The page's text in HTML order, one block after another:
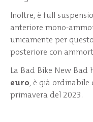
Inoltre, è full
anteriore mono-
unicamente per
posteriore con
La Bad Bike New
euro, è già ordinabile
primavera del 2023.